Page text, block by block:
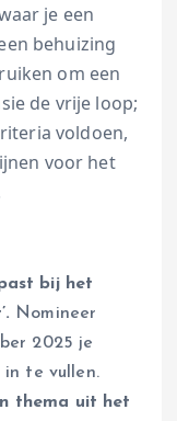
je een
behuizing
om een
de vrije loop;
voldoen,
voor het
bij het
Nomineer
2025 je
te vullen.
thema uit het